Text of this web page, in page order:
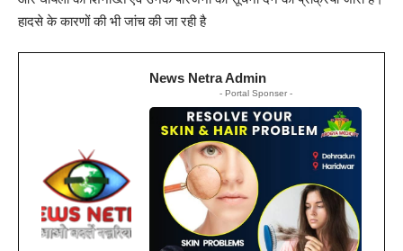
हादसे के कारणों की भी जांच की जा रही है
News Netra Admin
- Portal Sponser -